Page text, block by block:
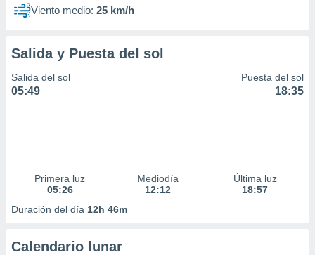
1199Viento medio: 25 km/h
Salida y Puesta del sol
Salida del sol
05:49
Puesta del sol
18:35
Primera luz
05:26
Mediodía
12:12
Última luz
18:57
Duración del día 12h 46m
Calendario lunar